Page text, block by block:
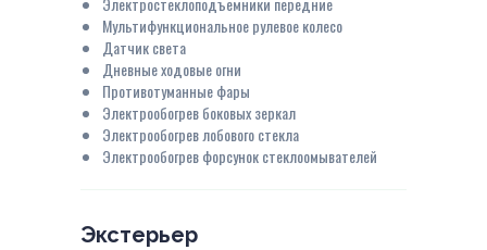
Мультифункциональное рулевое колесо
Датчик света
Дневные ходовые огни
Противотуманные фары
Электрообогрев боковых зеркал
Электрообогрев лобового стекла
Электрообогрев форсунок стеклоомывателей
Экстерьер